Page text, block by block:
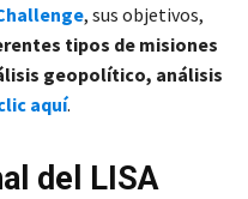
, sus objetivos,
tipos de misiones
geopolítico, análisis
aquí.
del LISA